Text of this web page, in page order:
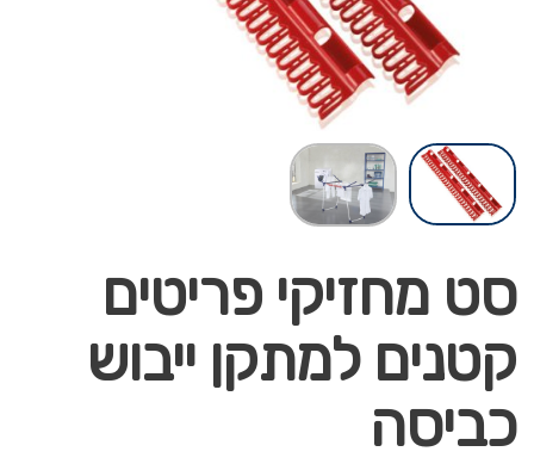
סט מחזיקי פריטים
קטנים למתקן ייבוש
כביסה